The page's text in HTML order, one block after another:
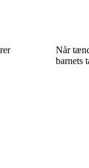
Når
barnets